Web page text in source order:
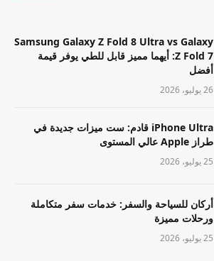
Samsung Galaxy Z Fold 8 Ultra vs Galaxy
Z Fold 7: أيهما مميز قابل للطي يوفر قيمة
أفضل
26 يوليو، 2026
iPhone Ultra قادم: ست ميزات جديدة في
طراز Apple عالي المستوى
25 يوليو، 2026
أركان للسياحة والسفر: خدمات سفر متكاملة
ورحلات مميزة
25 يوليو، 2026